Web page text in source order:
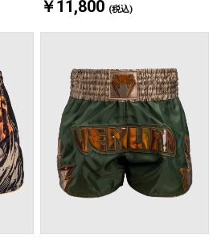
￥11,800 (税込)